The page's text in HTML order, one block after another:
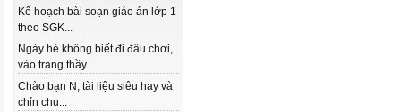
Kế hoạch bài soạn giáo án lớp 1
theo SGK...
Ngày hè không biết đi đâu chơi,
vào trang thầy...
Chào bạn N, tài liệu siêu hay và
chỉn chu...